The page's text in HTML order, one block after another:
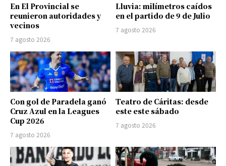
En El Provincial se
reunieron autoridades y
vecinos
7 agosto 2026
Lluvia: milímetros caídos
en el partido de 9 de Julio
7 agosto 2026
Con gol de Paradela ganó
Cruz Azul en la Leagues
Cup 2026
7 agosto 2026
Teatro de Cáritas: desde
este este sábado
7 agosto 2026